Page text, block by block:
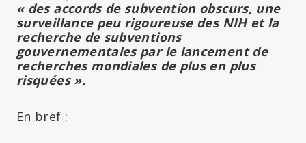
« des accords de subvention obscurs, une
surveillance peu rigoureuse des NIH et la
recherche de subventions
gouvernementales par le lancement de
recherches mondiales de plus en plus
risquées ».
En bref :